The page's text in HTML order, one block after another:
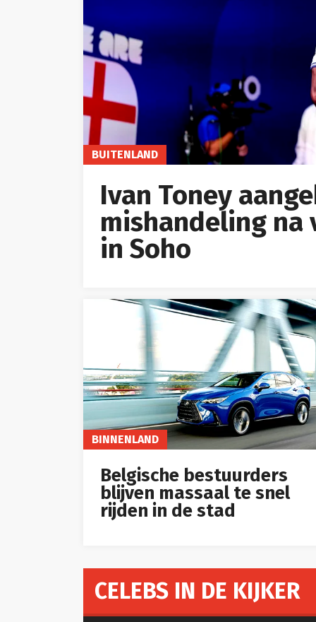
BUITENLAND
Ivan Toney
mishandeling
in Soho
BINNENLAND
Belgische bestuurders
blijven massaal te snel
rijden in de stad
CELEBS IN DE KIJKER